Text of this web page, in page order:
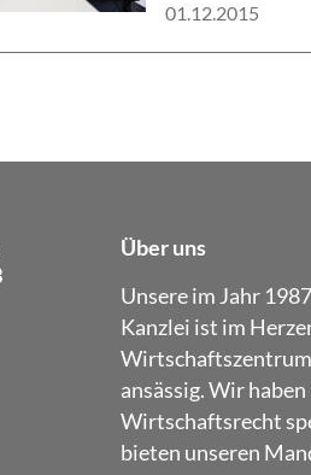
01.12.2015
Über uns
Unsere im Jahr
Kanzlei ist im
ansässig. Wir haben
Wirtschaftsrecht
bieten unseren